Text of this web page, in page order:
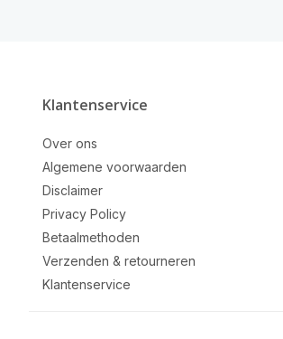
Klantenservice
Over ons
Algemene voorwaarden
Disclaimer
Privacy Policy
Betaalmethoden
Verzenden & retourneren
Klantenservice